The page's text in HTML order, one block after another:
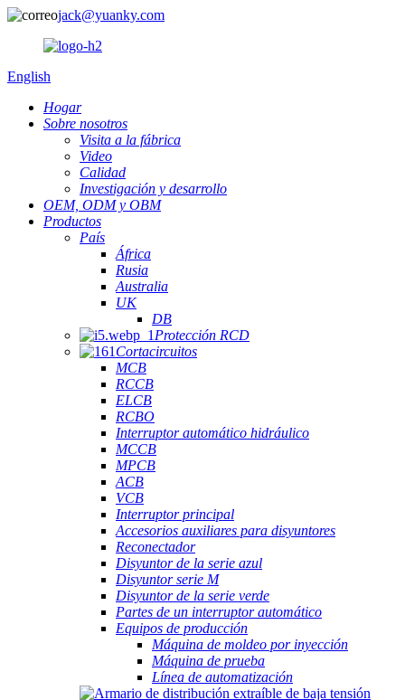
jack@yuanky.com
English
Hogar
Sobre nosotros
Visita a la fábrica
Video
Calidad
Investigación y desarrollo
OEM, ODM y OBM
Productos
País
África
Rusia
Australia
UK
DB
Protección RCD
Cortacircuitos
MCB
RCCB
ELCB
RCBO
Interruptor automático hidráulico
MCCB
MPCB
ACB
VCB
Interruptor principal
Accesorios auxiliares para disyuntores
Reconectador
Disyuntor de la serie azul
Disyuntor serie M
Disyuntor de la serie verde
Partes de un interruptor automático
Equipos de producción
Máquina de moldeo por inyección
Máquina de prueba
Línea de automatización